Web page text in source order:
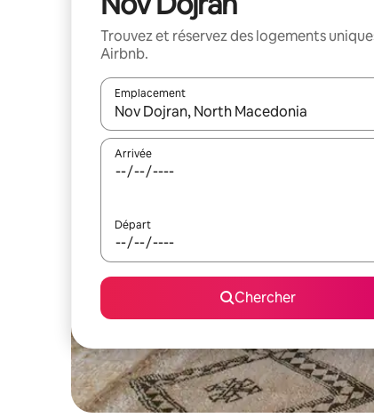
Trouvez et réservez des logements
Airbnb.
Emplacement
Quand les résultats sont affichés,
Arrivée
Départ
Chercher